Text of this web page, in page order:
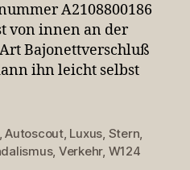
A2108800186
von innen an der
Bajonettverschluß
ihn leicht selbst
,Autoscout, Luxus Stern
, Verkehr, W124